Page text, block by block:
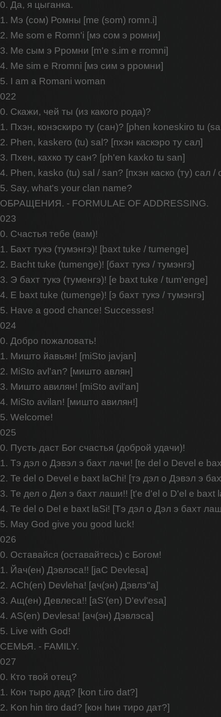
0. Да, я цыганка.
1. Мэ (сом) Ромны [me (som) romn.i]
2. Me som e Romn'i [мэ сом э ромни]
3. Ме сым э Рромни [m'e s.im e rromni]
4. Me sim e Rromni [мэ сим э рромни]
5. I am a Romani woman
022
0. Скажи, чей ты (из какого рода)?
1. Пхэн, конэскиро ту (сан)? [phen koneskiro tu
2. Phen, kaskero (tu) sal? [пхэн каскэро ту сал]
3. Пхен, кахко ту сан? [ph'en kaxko tu san]
4. Phen, kasko (tu) sal / san? [пхэн каско (ту) сал /
5. Say, what's your clan name?
ОБРАЩЕНИЯ. - FORMULAE OF ADDRESSING.
023
0. Счастья тебе (вам)!
1. Бахт тукэ (тумэнгэ)! [baxt tuke / tumenge]
2. Bacht tuke (tumenge)! [бахт тукэ / тумэнгэ]
3. Э бахт тукэ (туменгэ)! [e baxt tuke / tum'enge]
4. E baxt tuke (tumenge)! [э бахт тукэ / тумэнгэ]
5. Have a good chance! Successes!
024
0. Добро пожаловать!
1. Мишто йавьян! [miSto javjan]
2. MiSto avl'an? [мишто авлян]
3. Мишто авилян! [miSto avil'an]
4. MiSto avilan! [мишто авилян!]
5. Welcome!
025
0. Пусть даст Бог счастья (доброй удачи)!
1. Тэ дэл о Дэвэл э бахт лачи! [te del o Devel e
2. Te del o Devel e baxt laChi! [тэ дэл о Дэвэл э
3. Те дел о Дел э бахт лаши!! [t'e d'el o D'el e baxt
4. Te del o Del e baxt laSi! [Тэ дэл о Дэл э бахт
5. May God give you good luck!
026
0. Оставайся (оставайтесь) с Богом!
1. Йач(ен) Дэвлэса!! [jaC Devlesa]
2. ACh(en) Devleha! [ач(эн) Дэвлэ"а]
3. Ащ(ен) Девлеса!! [aS'(en) D'evl'esa]
4. AS(en) Devlesa! [ач(эн) Дэвлэса]
5. Live with God!
СЕМЬЯ. - FAMILY.
027
0. Кто твой отец?
1. Кон тыро дад? [kon t.iro dat?]
2. Kon hin tiro dad? [кон hин тирo дат?]